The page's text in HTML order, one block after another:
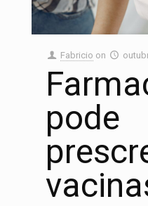
Fabricio on
pode